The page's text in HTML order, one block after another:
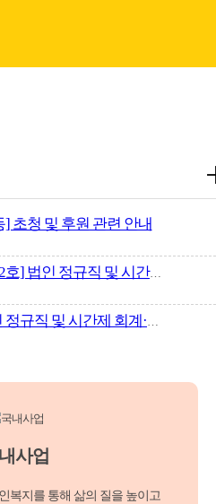
초청 및 후원 관련 안내
[재공고 - 2026년 2호] 법인 정규직 및 시간제 회계·행정 직원 채용공고
[2026년 2호] 법인 정규직 및 시간제 회계·행정 직원 채용공고
사업
복지를 통해 삶의 질을 높이고